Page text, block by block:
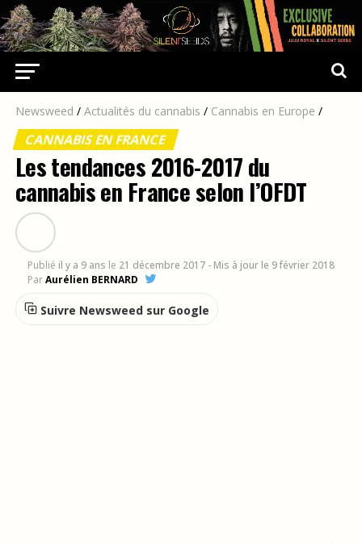
Newsweed / Actualités du cannabis / Cannabis en Europe /
CANNABIS EN FRANCE
Les tendances 2016-2017 du
cannabis en France selon l’OFDT
Publié il y a 9 ans le 21 décembre 2017 - Mis à jour le 9 février 2018
ParAurélien BERNARD
Suivre Newsweed sur Google